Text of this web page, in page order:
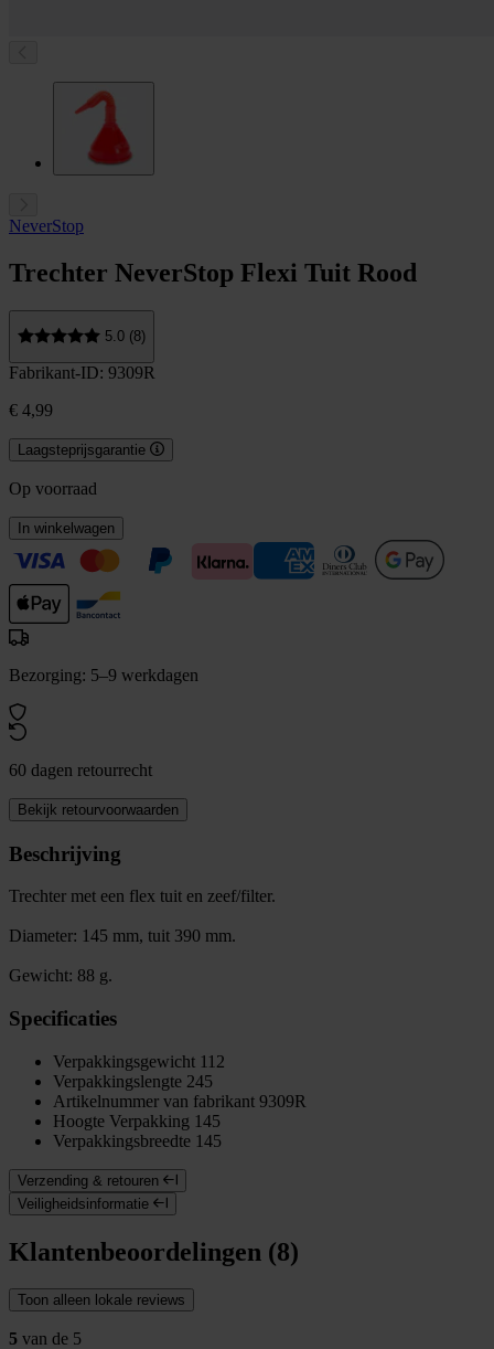
NeverStop
Trechter NeverStop Flexi Tuit Rood
5.0 (8)
Fabrikant-ID: 9309R
€ 4,99
Laagsteprijsgarantie
Op voorraad
In winkelwagen
Bezorging: 5–9 werkdagen
60 dagen retourrecht
Bekijk retourvoorwaarden
Beschrijving
Trechter met een flex tuit en zeef/filter.
Diameter: 145 mm, tuit 390 mm.
Gewicht: 88 g.
Specificaties
Verpakkingsgewicht 112
Verpakkingslengte 245
Artikelnummer van fabrikant 9309R
Hoogte Verpakking 145
Verpakkingsbreedte 145
Verzending & retouren
Veiligheidsinformatie
Klantenbeoordelingen (8)
Toon alleen lokale reviews
5 van de 5